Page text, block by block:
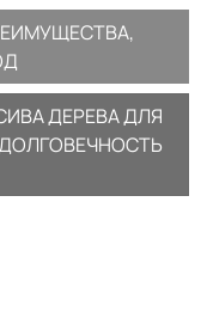
ДЕРЕВА ДЛЯ